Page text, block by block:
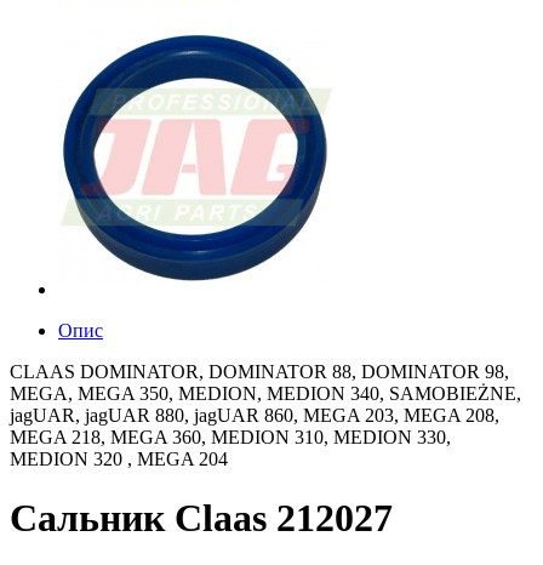
Опис
CLAAS DOMINATOR, DOMINATOR 88, DOMINATOR 98,
MEGA, MEGA 350, MEDION, MEDION 340, SAMOBIEŻNE,
jagUAR, jagUAR 880, jagUAR 860, MEGA 203, MEGA 208,
MEGA 218, MEGA 360, MEDION 310, MEDION 330,
MEDION 320 , MEGA 204
Сальник Claas 212027